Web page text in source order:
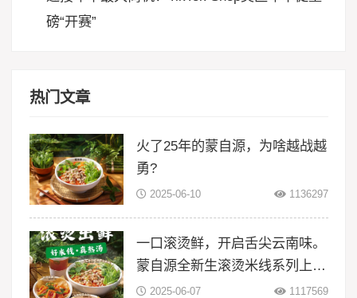
磅“开赛”
热门文章
火了25年的蒙自源，为啥越战越
勇?
2025-06-10 1136297
一口滚烫鲜，开启舌尖云南味。
蒙自源全新生滚烫米线系列上
线！2025-06-07 1117569